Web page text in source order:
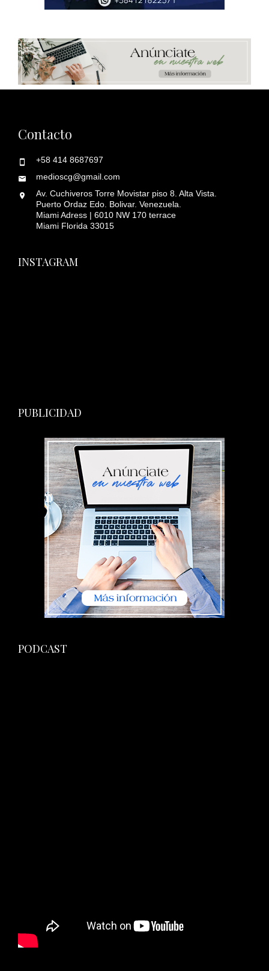
Contacto
+58 414 8687697
medioscg@gmail.com
Av. Cuchiveros Torre Movistar piso 8. Alta Vista.
Puerto Ordaz Edo. Bolivar. Venezuela.
Miami Adress | 6010 NW 170 terrace
Miami Florida 33015
INSTAGRAM
PUBLICIDAD
PODCAST